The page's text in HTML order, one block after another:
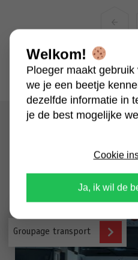
Vorige
Wij ontzorgen
Groupage transport
Welkom!
Ploeger maakt
we je een beetje
dezelfde informatie in
je de best mogelijke
Cookie
Ja, ik wil de